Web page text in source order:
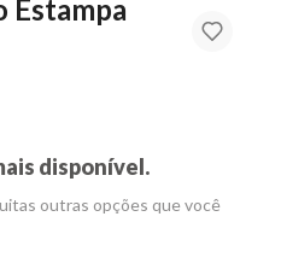
Estampa
disponível.
outras opções que você